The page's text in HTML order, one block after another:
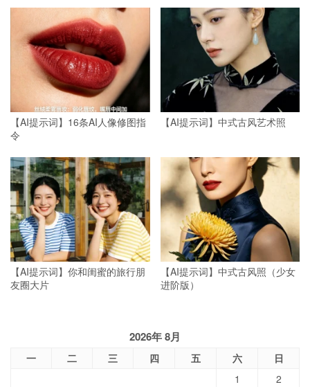
【AI提示词】16条AI人像修图指
令
【AI提示词】中式古风艺术照
【AI提示词】你和闺蜜的旅行朋
友圈大片
【AI提示词】中式古风照（少女
进阶版）
2026年 8月
一 二 三 四 五 六
日
1
2